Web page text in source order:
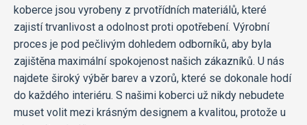
koberce jsou vyrobeny z prvotřídních materiálů, které
zajistí trvanlivost a odolnost proti opotřebení. Výrobní
proces je pod pečlivým dohledem odborníků, aby byla
zajištěna maximální spokojenost našich zákazníků. U nás
najdete široký výběr barev a vzorů, které se dokonale hodí
do každého interiéru. S našimi koberci už nikdy nebudete
muset volit mezi krásným designem a kvalitou, protože u